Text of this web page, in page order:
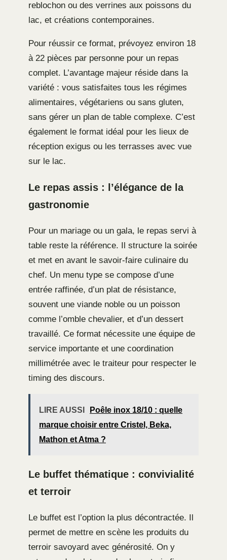
reblochon ou des verrines aux poissons du
lac, et créations contemporaines.
Pour réussir ce format, prévoyez environ 18
à 22 pièces par personne pour un repas
complet. L’avantage majeur réside dans la
variété : vous satisfaites tous les régimes
alimentaires, végétariens ou sans gluten,
sans gérer un plan de table complexe. C’est
également le format idéal pour les lieux de
réception exigus ou les terrasses avec vue
sur le lac.
Le repas assis : l’élégance de la
gastronomie
Pour un mariage ou un gala, le repas servi à
table reste la référence. Il structure la soirée
et met en avant le savoir-faire culinaire du
chef. Un menu type se compose d’une
entrée raffinée, d’un plat de résistance,
souvent une viande noble ou un poisson
comme l’omble chevalier, et d’un dessert
travaillé. Ce format nécessite une équipe de
service importante et une coordination
millimétrée avec le traiteur pour respecter le
timing des discours.
LIRE AUSSI
Poêle inox 18/10 : quelle
marque choisir entre Cristel, Beka,
Mathon et Atma ?
Le buffet thématique : convivialité
et terroir
Le buffet est l’option la plus décontractée. Il
permet de mettre en scène les produits du
terroir savoyard avec générosité. On y